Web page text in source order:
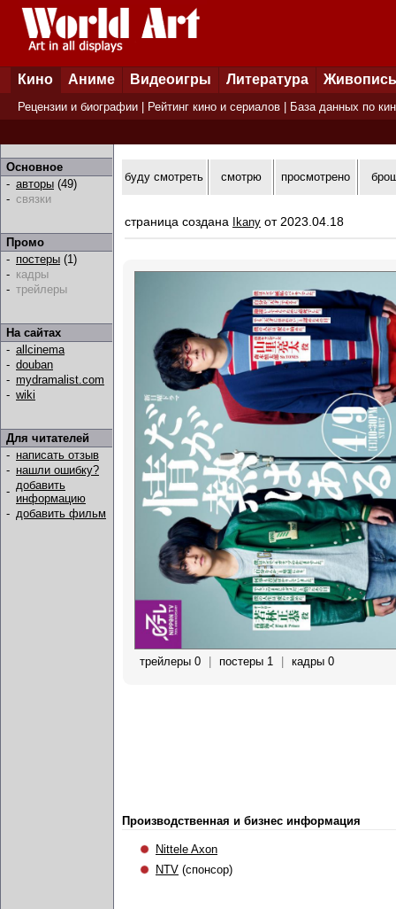
Кино Аниме Видеоигры Литература Живопись
Рецензии и биографии Рейтинг кино и сериалов База данных по
Основное
- авторы (49)
- связки
Промо
- постеры (1)
- кадры
- трейлеры
На сайтах
- allcinema
- douban
- mydramalist.com
- wiki
Для читателей
- написать отзыв
- нашли ошибку?
- добавить
информацию
- добавить фильм
буду смотреть смотрю просмотрено
страница создана Ikany от 2023.04.18
трейлеры 0 постеры 1 кадры 0
Производственная и бизнес информация
Nittele Axon
NTV (спонсор)